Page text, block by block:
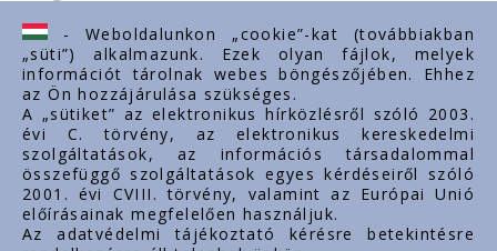
Fontos linkek
Rólunk
Dokumentumok
Kapcsolat
Karrier
- Weboldalunkon „cookie”-kat (továbbiakban
„süti”) alkalmazunk. Ezek olyan fájlok, melyek
információt tárolnak webes böngészőjében. Ehhez
az Ön hozzájárulása szükséges.
A „sütiket” az elektronikus hírközlésről szóló 2003.
évi C. törvény, az elektronikus kereskedelmi
szolgáltatások, az információs társadalommal
összefüggő szolgáltatások egyes kérdéseiről szóló
2001. évi CVIII. törvény, valamint az Európai Unió
előírásainak megfelelően használjuk.
Az adatvédelmi tájékoztató kérésre betekintésre